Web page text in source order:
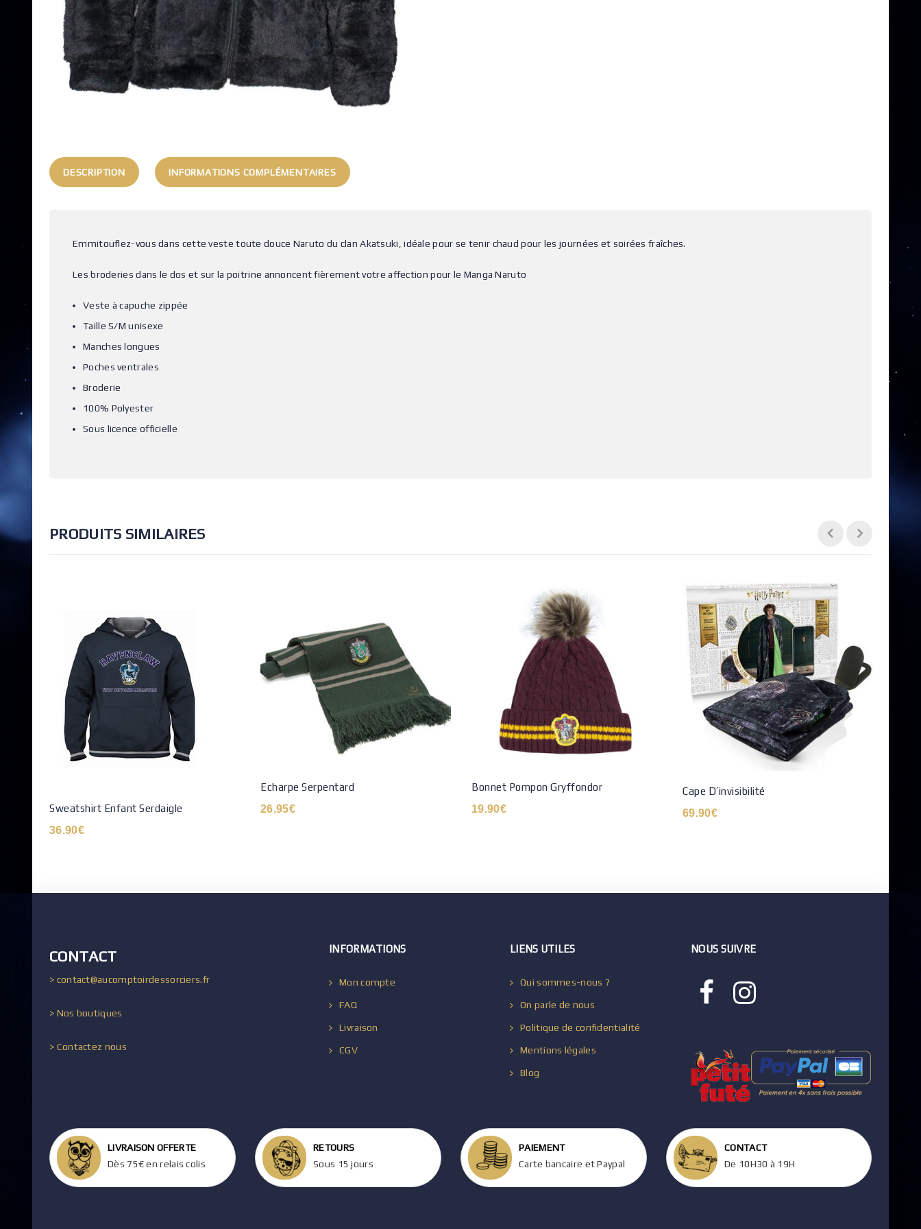
DESCRIPTION INFORMATIONS COMPLÉMENTAIRES
Emmitouflez-vous dans cette veste toute douce Naruto du clan Akatsuki, idéale pour se tenir chaud pour les journées et soirées fraîches.
Les broderies dans le dos et sur la poitrine annoncent fièrement votre affection pour le Manga Naruto
Veste à capuche zippée
Taille S/M unisexe
Manches longues
Poches ventrales
Broderie
100% Polyester
Sous licence officielle
PRODUITS SIMILAIRES
Sweatshirt Enfant Serdaigle
36.90€
Echarpe Serpentard
26.95€
Bonnet Pompon Gryffondor
19.90€
Cape D’invisibilité
69.90€
CONTACT
> contact@aucomptoirdessorciers.fr
> Nos boutiques
> Contactez nous
INFORMATIONS
Mon compte
FAQ
Livraison
CGV
LIENS UTILES
Qui sommes-nous ?
On parle de nous
Politique de confidentialité
Mentions légales
Blog
NOUS SUIVRE
LIVRAISON OFFERTE
Dès 75€ en relais colis
RETOURS
Sous 15 jours
PAIEMENT
Carte bancaire et Paypal
CONTACT
De 10H30 à 19H